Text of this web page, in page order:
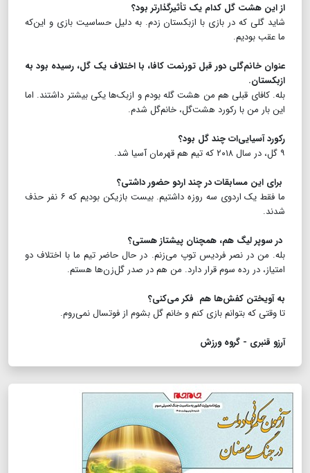
از این هشت گل کدام یک تأثیرگذارتر بود؟
شاید گلی که در بازی با ازبکستان زدم. به دلیل حساسیت بازی و این‌که
ما عقب بودیم.
عنوان خانم‌گلی دور قبل تورنمت کافا، با اختلاف یک گل، رسیده بود به
ازبکستان.
بله. کافای قبلی هم من هشت گله بودم و ازبک‌ها یکی بیشتر داشتند. اما
این بار من با رکورد هشت‌گل، خانم‌گل شدم.
رکورد آسیایی‌ات چند گل بود؟
۹ گل، در سال ۲۰۱۸ که تیم هم قهرمان آسیا شد.
برای این مسابقات در چند اردو حضور داشتی؟
ما فقط یک اردوی سه روزه داشتیم. بیست بازیکن بودیم که ۶ نفر حذف
شدند.
در سوپر لیگ هم، همچنان پیشتاز هستی؟
بله. من در نصر فردیس توپ می‌زنم. در حال حاضر تیم ما با اختلاف دو
امتیاز، در رده سوم قرار دارد. من هم در صدر گل‌‌زن‌ها هستم.
به آویختن کفش‌ها هم فکر می‌کنی؟
تا وقتی که بتوانم بازی کنم و خانم گل بشوم از فوتسال نمی‌روم.
آرزو قنبری - گروه ورزش